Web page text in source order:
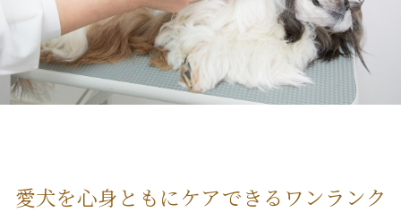
愛犬を心身ともにケアできるワンランク